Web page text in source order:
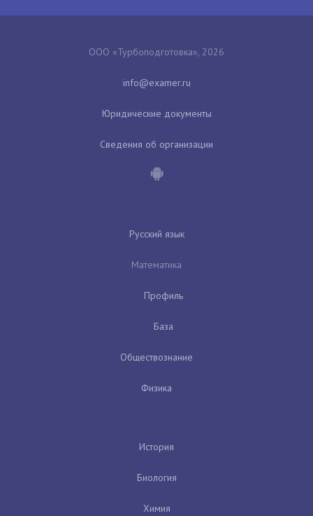
ООО «Турбоподготовка», 2026
Юридические документы
Сведения об организации
Русский язык
Математика
Профиль
База
Обществознание
Физика
История
Биология
Химия